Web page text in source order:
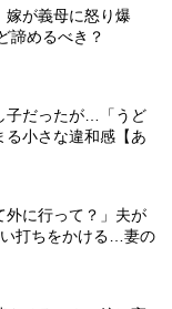
嫁が義母に怒り爆
諦めるべき？
子だったが…「うど
る小さな違和感【あ
外に行って？」夫が
打ちをかける…妻の